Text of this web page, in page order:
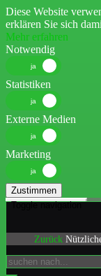
Diese Website
erklären Sie sich
Mehr erfahren
Notwendig
Statistiken
Externe Medien
Marketing
Zustimmen
Toggle navigation
Zurück